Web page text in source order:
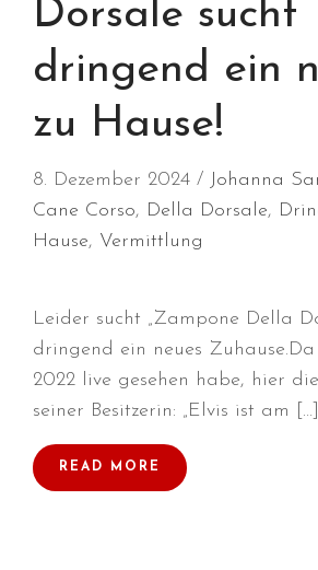
März 2020
August
April 2019
März 2019
Februar
Januar
Dorsale sucht
dringend ein
zu Hause!
8. Dezember 2024 Johanna
Cane Corso, Della Dorsale,
Hause, Vermittlung
Leider sucht „Zampone Della
dringend ein neues
2022 live gesehen habe, hier
seiner Besitzerin: „Elvis ist am […]
READ MORE